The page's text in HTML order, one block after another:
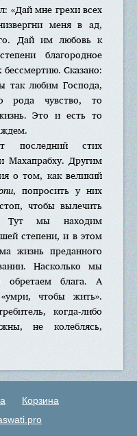
«Дай мне грехи всех
меня в ад,
Дай им любовь к
благородное
бессмертию. Сказано:
так любим Господа,
рода чувство, то
Это и есть то
последний стих
Махапрабху. Другим
о том, как великий
, попросить у них
чтобы вылечить
Тут мы находим
степени, и в этом
жизнь преданного
Насколько мы
обретаем блага. А
чтобы жить».
когда-либо
не колеблясь,
Корзина